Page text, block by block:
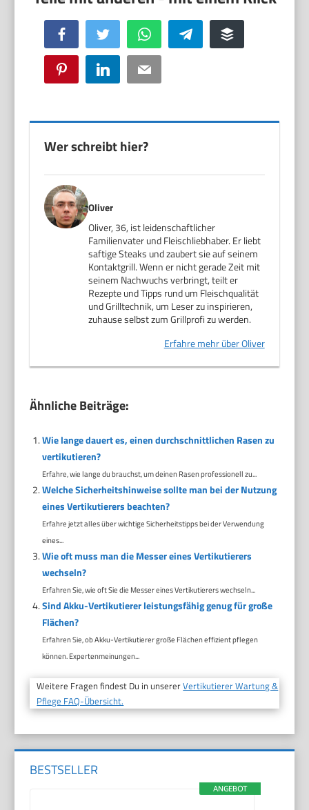
Facebook Twitter WhatsApp Telegram Buffer
Pinterest LinkedIn Email
Wer schreibt hier?
Oliver
Oliver, 36, ist leidenschaftlicher
Familienvater und Fleischliebhaber. Er liebt
saftige Steaks und zaubert sie auf seinem
Kontaktgrill. Wenn er nicht gerade Zeit mit
seinem Nachwuchs verbringt, teilt er
Rezepte und Tipps rund um Fleischqualität
und Grilltechnik, um Leser zu inspirieren,
zuhause selbst zum Grillprofi zu werden.
Erfahre mehr über Oliver
Ähnliche Beiträge:
Wie lange dauert es, einen durchschnittlichen Rasen zu
vertikutieren?
Erfahre, wie lange du brauchst, um deinen Rasen professionell zu...
Welche Sicherheitshinweise sollte man bei der Nutzung
eines Vertikutierers beachten?
Erfahre jetzt alles über wichtige Sicherheitstipps bei der Verwendung
eines...
Wie oft muss man die Messer eines Vertikutierers
wechseln?
Erfahren Sie, wie oft Sie die Messer eines Vertikutierers wechseln...
Sind Akku-Vertikutierer leistungsfähig genug für große
Flächen?
Erfahren Sie, ob Akku-Vertikutierer große Flächen effizient pflegen
können. Expertenmeinungen...
Weitere Fragen findest Du in unsererVertikutierer Wartung &
Pflege FAQ-Übersicht.
BESTSELLER
ANGEBOT